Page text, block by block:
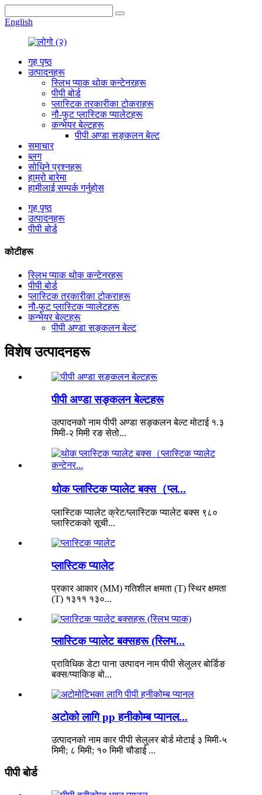
English
गृह पृष्ठ
उत्पादनहरू
स्लिभ प्याक थोक कन्टेनरहरू
पीपी बोर्ड
प्लास्टिक तरकारीका टोकराहरू
नौ-फुट प्लास्टिक प्यालेटहरू
कन्भेयर बेल्टहरू
पीपी अण्डा सङ्कलन बेल्ट
समाचार
ब्लग
सोधिने प्रश्नहरू
हाम्रो बारेमा
हामीलाई सम्पर्क गर्नुहोस
गृह पृष्ठ
उत्पादनहरू
पीपी बोर्ड
कोटीहरू
स्लिभ प्याक थोक कन्टेनरहरू
पीपी बोर्ड
प्लास्टिक तरकारीका टोकराहरू
नौ-फुट प्लास्टिक प्यालेटहरू
कन्भेयर बेल्टहरू
पीपी अण्डा सङ्कलन बेल्ट
विशेष उत्पादनहरू
पीपी अण्डा सङ्कलन बेल्टहरू
उत्पादनको नाम पीपी अण्डा सङ्कलन बेल्ट मोटाई १.३
मिमी-२ मिमी रङ सेतो...
थोक प्लास्टिक प्यालेट बक्स（प्ल...
प्लास्टिक प्यालेट क्रेट/प्लास्टिक प्यालेट बक्स ९८०
प्लास्टिकको सूची...
प्लास्टिक प्यालेट
प्रकार आकार (MM) गतिशील क्षमता (T) स्थिर क्षमता
(T) १३११ १३०...
प्लास्टिक प्यालेट बक्सहरू (स्लिभ...
प्राविधिक डेटा पाना उत्पादन नाम पीपी सेलुलर बोर्डिङ
बक्स/प्याकिङ बो...
अटोको लागि pp हनीकोम्ब प्यानल...
उत्पादनको नाम कार पीपी सेलुलर बोर्ड मोटाई ३ मिमी-५
मिमी; ८ मिमी; १० मिमी चौडाई ...
पीपी बोर्ड